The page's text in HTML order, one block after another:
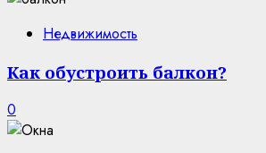
Недвижимость
Как обустроить балкон?
0